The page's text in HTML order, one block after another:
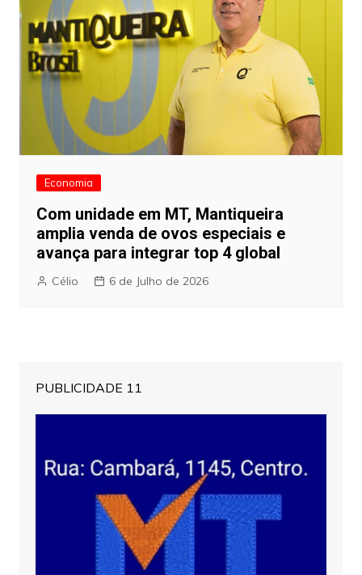
Economia
Com unidade em MT, Mantiqueira
amplia venda de ovos especiais e
avança para integrar top 4 global
Célio 6 de Julho de 2026
PUBLICIDADE 11